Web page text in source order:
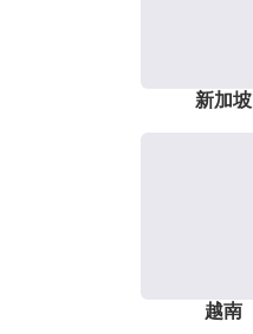
新加坡
越南